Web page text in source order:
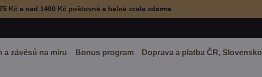
Kč a nad 1400 Kč poštovné a balné zcela zdarma
a závěsů na míru Bonus program Doprava a platba ČR, Slovensko